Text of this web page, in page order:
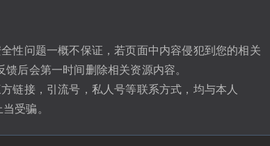
性问题一概不保证，若页面中内容侵犯到您的相关
后会第一时间删除相关资源内容。
链接，引流号，私人号等联系方式，均与本人
受骗。